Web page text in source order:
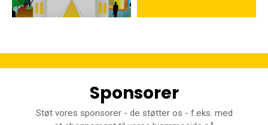
Sponsorer
Støt vores sponsorer - de støtter os - f.eks. med